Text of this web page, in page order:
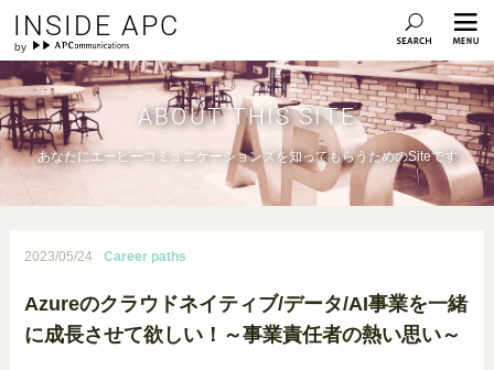
INSIDE APC
ABOUT THIS SITE
あなたにエーピーコミュニケーションズを知ってもらうためのSiteです
2023/05/24 Career paths
Azureのクラウドネイティブ/データ/AI事業を一緒
に成長させて欲しい！～事業責任者の熱い思い～